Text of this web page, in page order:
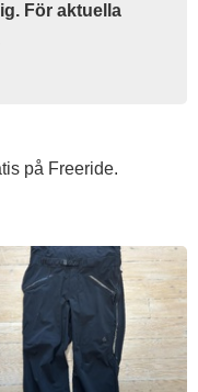
För aktuella
på Freeride.